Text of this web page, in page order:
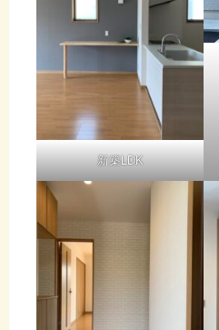
新築LDK